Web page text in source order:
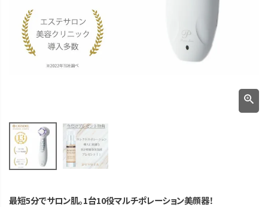
最短5分でサロン肌。1台10役マルチポレーション美顔器！